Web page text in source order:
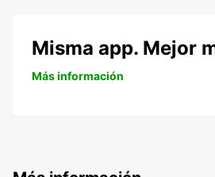
Misma app. Mejor
Más información